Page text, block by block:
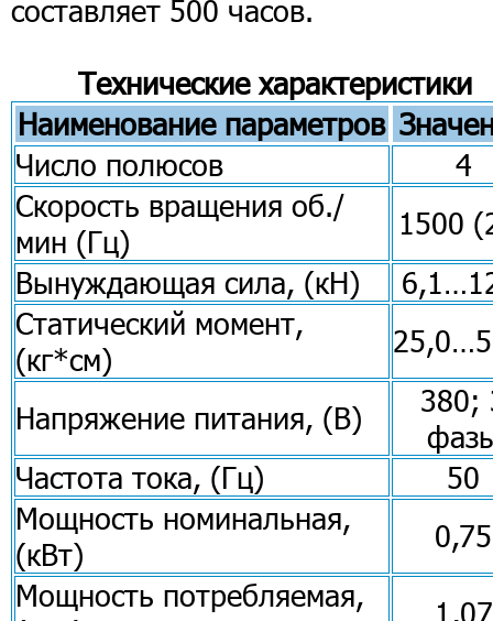
составляет 500 часов.
Технические характеристики
Наименование параметров
Число полюсов
4
Скорость вращения об./
мин (Гц)
1500
Вынуждающая сила, (кН)
Статический момент,
(кг*см)
Напряжение питания, (В)
380;
Частота тока, (Гц)
50
Мощность номинальная,
(кВт)
0,75
Мощность потребляемая,
1,07